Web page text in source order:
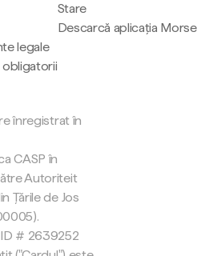
legale
Stare
Descarcă aplicația Morse
înregistrat în
CASP în
Autoriteit
Țările de Jos
ID # 2639252